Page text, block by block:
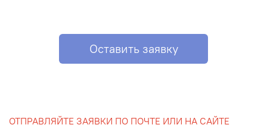
Оставить заявку
ОТПРАВЛЯЙТЕ ЗАЯВКИ ПО ПОЧТЕ ИЛИ НА САЙТЕ